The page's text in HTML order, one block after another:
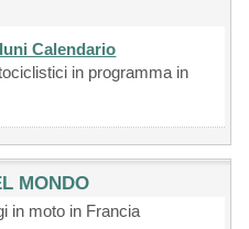
Calendario
in programma in
MONDO
in moto in Francia